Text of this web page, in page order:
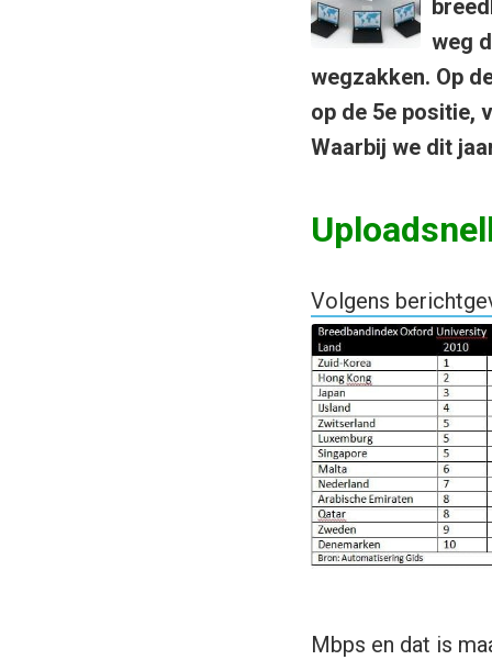
weg
wegzakken. Op
op de 5e positie,
Waarbij we dit
Volgens
Mbps en dat is